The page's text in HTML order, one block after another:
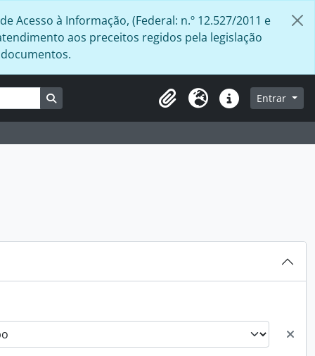
à Informação, (Federal: n.º 12.527/2011 e
aos preceitos regidos pela legislação
Busque na página de navegação
Área de Transferência
Idioma Atalhos Entrar